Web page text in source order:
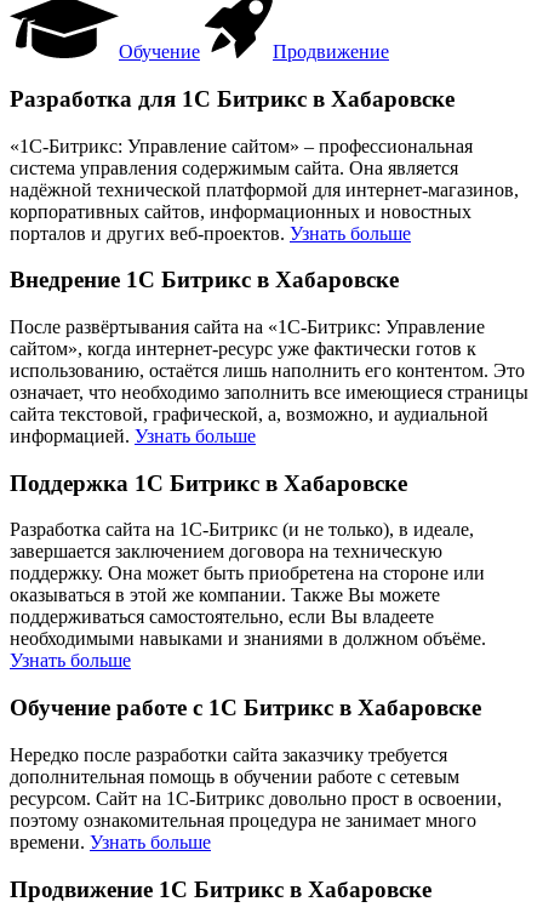
Обучение Продвижение
Разработка для 1С Битрикс в Хабаровске
«1С-Битрикс: Управление сайтом» – профессиональная
система управления содержимым сайта. Она является
надёжной технической платформой для интернет-магазинов,
корпоративных сайтов, информационных и новостных
порталов и других веб-проектов. Узнать больше
Внедрение 1С Битрикс в Хабаровске
После развёртывания сайта на «1С-Битрикс: Управление
сайтом», когда интернет-ресурс уже фактически готов к
использованию, остаётся лишь наполнить его контентом. Это
означает, что необходимо заполнить все имеющиеся страницы
сайта текстовой, графической, а, возможно, и аудиальной
информацией. Узнать больше
Поддержка 1С Битрикс в Хабаровске
Разработка сайта на 1С-Битрикс (и не только), в идеале,
завершается заключением договора на техническую
поддержку. Она может быть приобретена на стороне или
оказываться в этой же компании. Также Вы можете
поддерживаться самостоятельно, если Вы владеете
необходимыми навыками и знаниями в должном объёме.
Узнать больше
Обучение работе с 1С Битрикс в Хабаровске
Нередко после разработки сайта заказчику требуется
дополнительная помощь в обучении работе с сетевым
ресурсом. Сайт на 1С-Битрикс довольно прост в освоении,
поэтому ознакомительная процедура не занимает много
времени. Узнать больше
Продвижение 1С Битрикс в Хабаровске